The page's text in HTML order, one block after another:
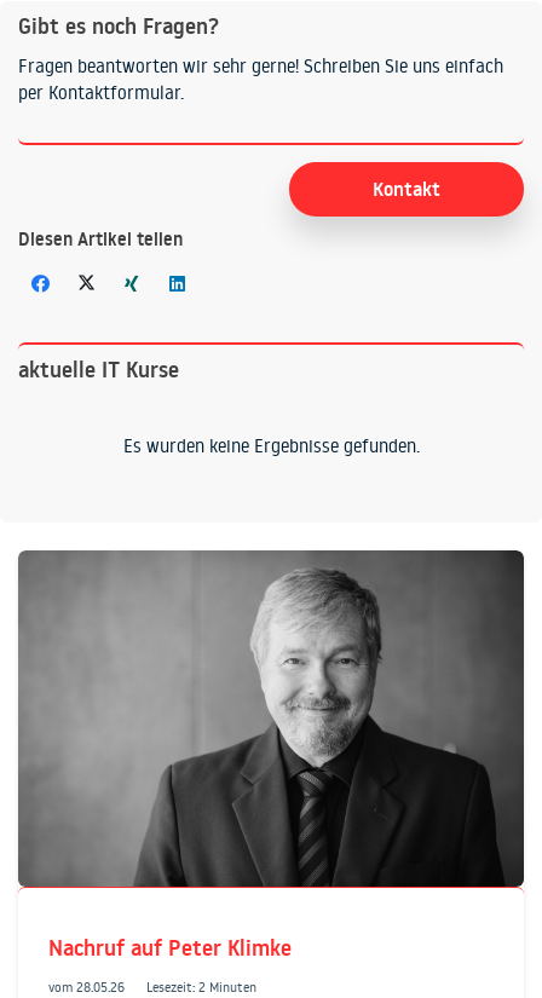
Gibt es noch Fragen?
Fragen beantworten wir sehr gerne! Schreiben Sie uns einfach
per Kontaktformular.
Kontakt
Diesen Artikel teilen
aktuelle IT Kurse
Es wurden keine Ergebnisse gefunden.
Nachruf auf Peter Klimke
vom28.05.26 Lesezeit: 2 Minuten